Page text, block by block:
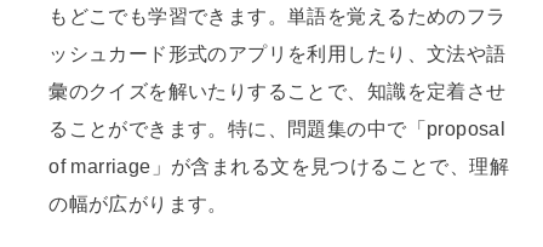
もどこでも学習できます。単語を覚えるためのフラ
ッシュカード形式のアプリを利用したり、文法や語
彙のクイズを解いたりすることで、知識を定着させ
ることができます。特に、問題集の中で「proposal
of marriage」が含まれる文を見つけることで、理解
の幅が広がります。